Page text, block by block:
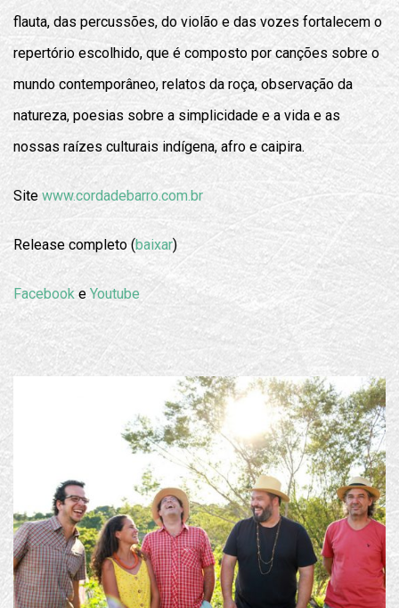
flauta, das percussões, do violão e das vozes fortalecem o
repertório escolhido, que é composto por canções sobre o
mundo contemporâneo, relatos da roça, observação da
natureza, poesias sobre a simplicidade e a vida e as
nossas raízes culturais indígena, afro e caipira.
Site www.cordadebarro.com.br
Release completo (baixar)
Facebook e Youtube